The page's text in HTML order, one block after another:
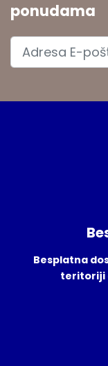
ponudama
Besplatna
teritoriji